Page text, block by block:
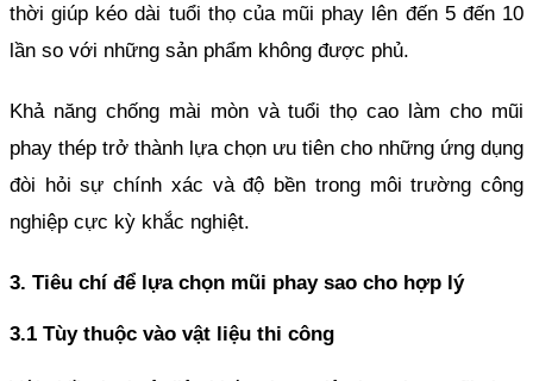
thời giúp kéo dài tuổi thọ của mũi phay lên đến 5 đến 10
lần so với những sản phẩm không được phủ.
Khả năng chống mài mòn và tuổi thọ cao làm cho mũi
phay thép trở thành lựa chọn ưu tiên cho những ứng dụng
đòi hỏi sự chính xác và độ bền trong môi trường công
nghiệp cực kỳ khắc nghiệt.
3. Tiêu chí để lựa chọn mũi phay sao cho hợp lý
3.1 Tùy thuộc vào vật liệu thi công